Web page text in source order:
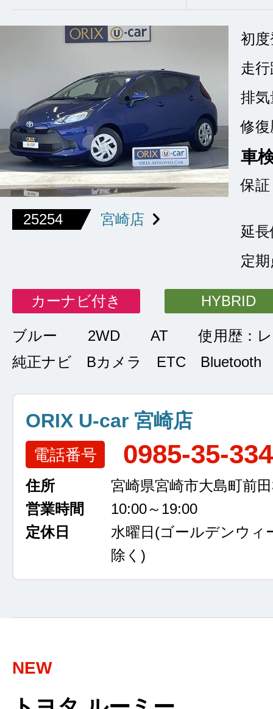
25254 宮崎店
初
走
排気
修復
車
保証
延
定
カーナビ付き HYBRID
ブルー 2WD AT
使用歴：
純正ナビ Bカメラ ETC Bluetooth
ORIX U-car 宮崎店
電話番号 0985-35-
住所
宮崎県宮崎市大島町前
営業時間
10:00～19:00
定休日
水曜日 (ゴールデンウィ
除く)
NEW